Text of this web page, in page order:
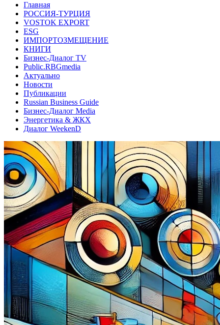
Главная
РОССИЯ-ТУРЦИЯ
VOSTOK EXPORT
ESG
ИМПОРТОЗМЕЩЕНИЕ
КНИГИ
Бизнес-Диалог TV
Public.RBGmedia
Актуально
Новости
Публикации
Russian Business Guide
Бизнес-Диалог Media
Энергетика & ЖКХ
Диалог WeekenD